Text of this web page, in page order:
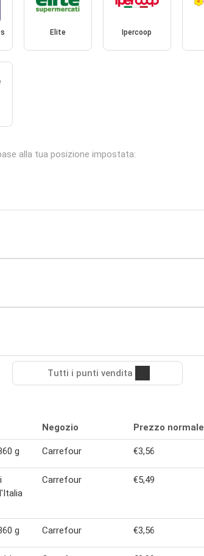
Elite Ipercoop
alla tua posizione impostata:
Tutti i punti vendita
Negozio Prezzo normale
g Carrefour €3,56
Carrefour €5,49
g Carrefour €3,56